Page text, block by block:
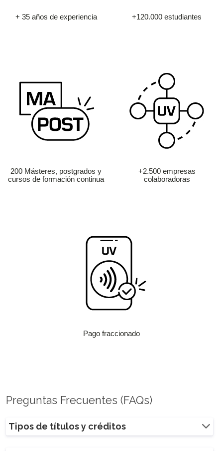
+ 35 años de experiencia +120.000 estudiantes
200 Másteres, postgrados y
cursos de formación continua
+2.500 empresas
colaboradoras
Pago fraccionado
Preguntas Frecuentes (FAQs)
Tipos de títulos y créditos